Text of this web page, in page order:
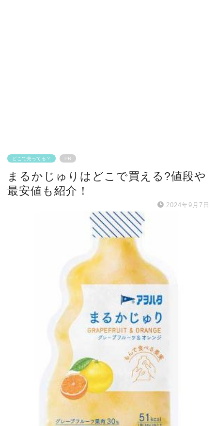
どこで売ってる？ PR
まるかじゅりはどこで買える?値段や
最安値も紹介！
2024年9月7日